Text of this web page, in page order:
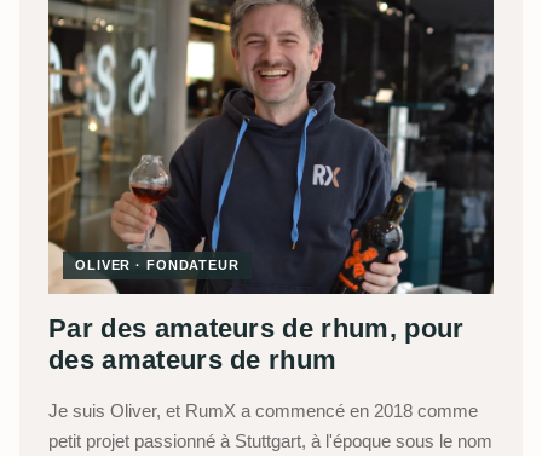
OLIVER · FONDATEUR
Par des amateurs de rhum, pour
des amateurs de rhum
Je suis Oliver, et RumX a commencé en 2018 comme
petit projet passionné à Stuttgart, à l'époque sous le nom